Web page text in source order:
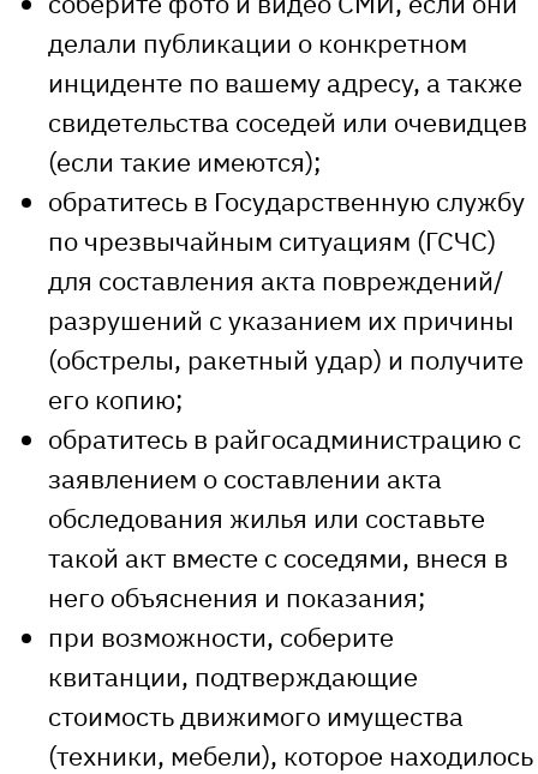
делали публикации о конкретном
инциденте по вашему адресу, а также
свидетельства соседей или очевидцев
(если такие имеются);
обратитесь в Государственную службу
по чрезвычайным ситуациям (ГСЧС)
для составления акта повреждений/
разрушений с указанием их причины
(обстрелы, ракетный удар) и получите
его копию;
обратитесь в райгосадминистрацию с
заявлением о составлении акта
обследования жилья или составьте
такой акт вместе с соседями, внеся в
него объяснения и показания;
при возможности, соберите
квитанции, подтверждающие
стоимость движимого имущества
(техники, мебели), которое находилось